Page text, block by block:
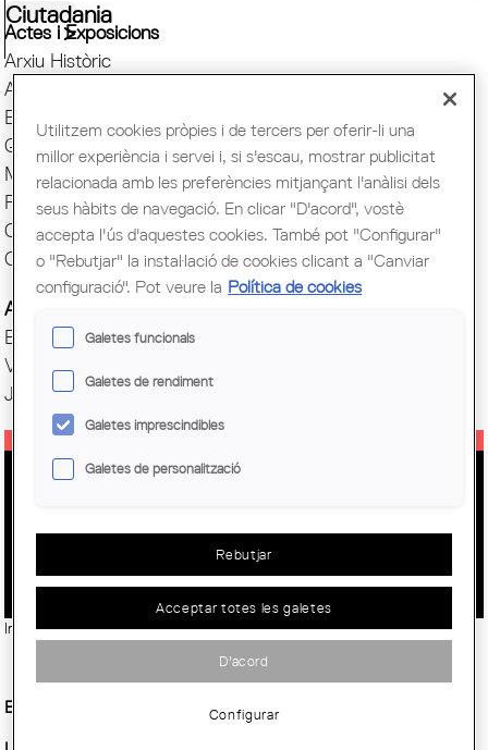
Ciutadania
Actes i Exposicions
Arxiu Històric
Arquitectura catalana
Biblioteca
Quaderns
Mostra d'Arquitectura
Premis Arquitec. Girona
Oficina del Paisatge
Centre Obert d'Arquitectura
Actes COAC
Exposicions COAC
Visites COAC
Jornades
"EUROPA, EUROPA": OFFICE
Imatge:© Rafa Mateo
Entitat Organitzadora :
COAC
Utilitzem cookies pròpies i de tercers per oferir-li una
millor experiència i servei i, si s'escau, mostrar publicitat
relacionada amb les preferències mitjançant l'anàlisi dels
seus hàbits de navegació. En clicar "D'acord", vostè
accepta l'ús d'aquestes cookies. També pot "Configurar"
o "Rebutjar" la instal·lació de cookies clicant a "Canviar
configuració". Pot veure la Política de cookies
Galetes funcionals
Galetes de rendiment
Galetes imprescindibles
Galetes de personalització
Rebutjar
Acceptar totes les galetes
D'acord
Configurar